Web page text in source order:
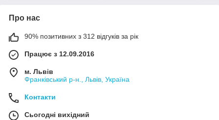
Про нас
90% позитивних з 312 відгуків за рік
Працює з 12.09.2016
м. Львів
Франківський р-н., Львів, Україна
Контакти
Сьогодні вихідний